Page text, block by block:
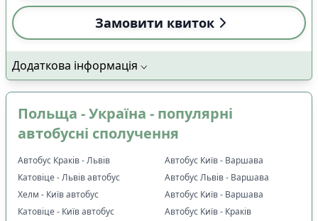
Замовити квиток
Додаткова інформація
Польща - Україна - популярні
автобусні сполучення
Автобус Краків - Львів
Катовіце - Львів автобус
Хелм - Київ автобус
Катовіце - Київ автобус
Автобус Київ - Варшава
Автобус Львів - Варшава
Автобус Київ - Варшава
Автобус Київ - Краків